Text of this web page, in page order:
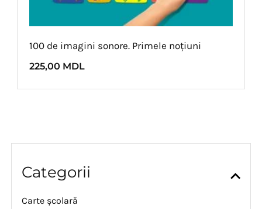
Categorii
Carte școlară
100 de imagini sonore. Primele noțiuni
225,00 MDL